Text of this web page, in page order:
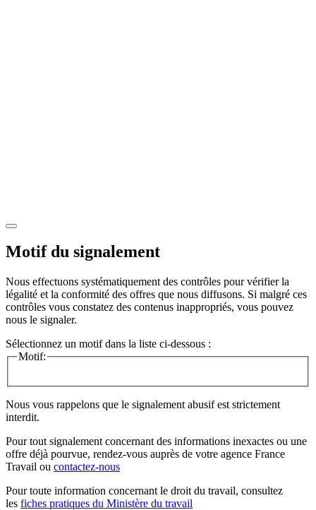
Motif du signalement
Nous effectuons systématiquement des contrôles pour vérifier la
légalité et la conformité des offres que nous diffusons. Si malgré ces
contrôles vous constatez des contenus inappropriés, vous pouvez
nous le signaler.
Sélectionnez un motif dans la liste ci-dessous :
Motif:
Nous vous rappelons que le signalement abusif est strictement
interdit.
Pour tout signalement concernant des informations inexactes ou une
offre déjà pourvue, rendez-vous auprès de votre agence France
Travail ou contactez-nous
Pour toute information concernant le droit du travail, consultez
les fiches pratiques du Ministère du travail